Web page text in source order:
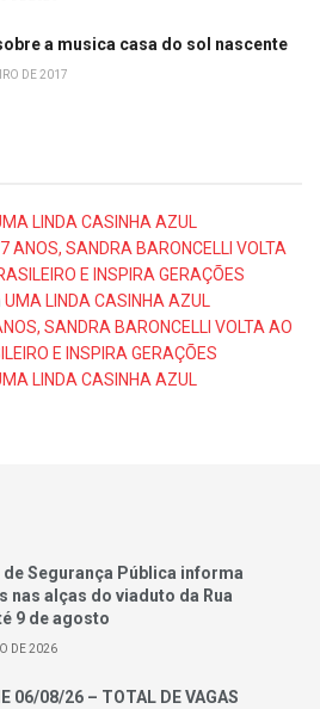
a musica casa do sol nascente
DE 2017
LINDA CASINHA AZUL
ANOS, SANDRA BARONCELLI VOLTA
E INSPIRA GERAÇÕES
UMA LINDA CASINHA AZUL
SANDRA BARONCELLI VOLTA AO
E INSPIRA GERAÇÕES
LINDA CASINHA AZUL
Segurança Pública informa
nas alças do viaduto da Rua
9 de agosto
DE 2026
06/08/26 – TOTAL DE VAGAS